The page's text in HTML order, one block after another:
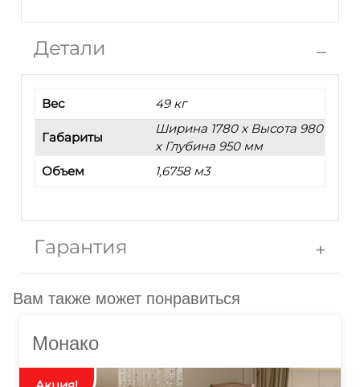
Детали
Вес 49 кг
Габариты
Ширина 1780 x Высота 980
x Глубина 950 мм
Объем
1,6758 м3
Гарантия
Вам также может понравиться
Монако